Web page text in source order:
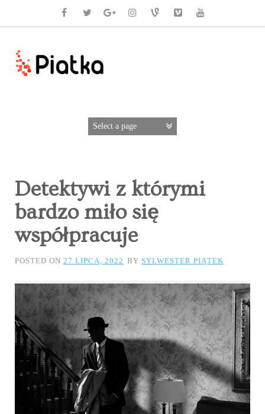
Detektywi z którymi
bardzo miło się
współpracuje
POSTED ON 27 LIPCA, 2022 BY SYLWESTER PIĄTEK